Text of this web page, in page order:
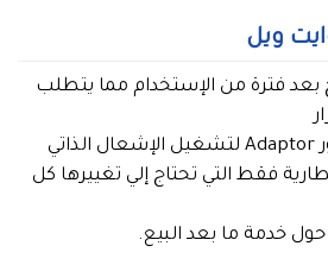
ويل
بعد فترة من الإستخدام مما يتطلب
غير مزود بأدابتور Adaptor لتشغيل الإشعال الذاتي
فقط التي تحتاج إلي تغييرها كل
خدمة ما بعد البيع.